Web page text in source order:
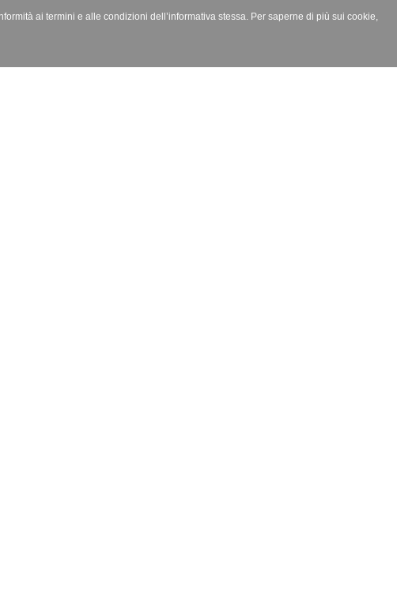
ai termini e alle condizioni dell’informativa stessa. Per saperne di più sui cookie,